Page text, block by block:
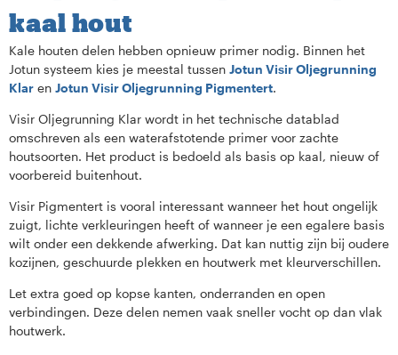
kaal hout
Kale houten delen hebben opnieuw primer nodig. Binnen het
Jotun systeem kies je meestal tussen Jotun Visir Oljegrunning
Klar en Jotun Visir Oljegrunning Pigmentert.
Visir Oljegrunning Klar wordt in het technische datablad
omschreven als een waterafstotende primer voor zachte
houtsoorten. Het product is bedoeld als basis op kaal, nieuw of
voorbereid buitenhout.
Visir Pigmentert is vooral interessant wanneer het hout ongelijk
zuigt, lichte verkleuringen heeft of wanneer je een egalere basis
wilt onder een dekkende afwerking. Dat kan nuttig zijn bij oudere
kozijnen, geschuurde plekken en houtwerk met kleurverschillen.
Let extra goed op kopse kanten, onderranden en open
verbindingen. Deze delen nemen vaak sneller vocht op dan vlak
houtwerk.